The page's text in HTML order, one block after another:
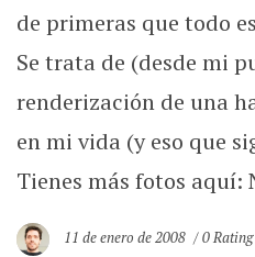
de primeras que todo
Se trata de (desde mi
renderización de una
en mi vida (y eso que
Tienes más fotos aquí:
11 de enero de 2008 0 Rating